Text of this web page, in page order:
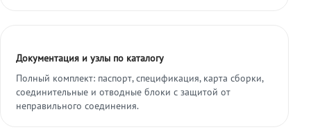
Документация и узлы по каталогу
Полный комплект: паспорт, спецификация, карта сборки,
соединительные и отводные блоки с защитой от
неправильного соединения.